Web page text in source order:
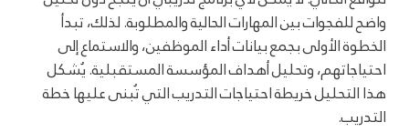
واضح للفجوات بين المهارات الحالية والمطلوبة. لذلك، تبدأ
الخطوة الأولى بجمع بيانات أداء الموظفين، والاستماع إلى
احتياجاتهم، وتحليل أهداف المؤسسة المستقبلية. يُشكل
هذا التحليل خريطة احتياجات التدريب التي تُبنى عليها خطة
التدريب.